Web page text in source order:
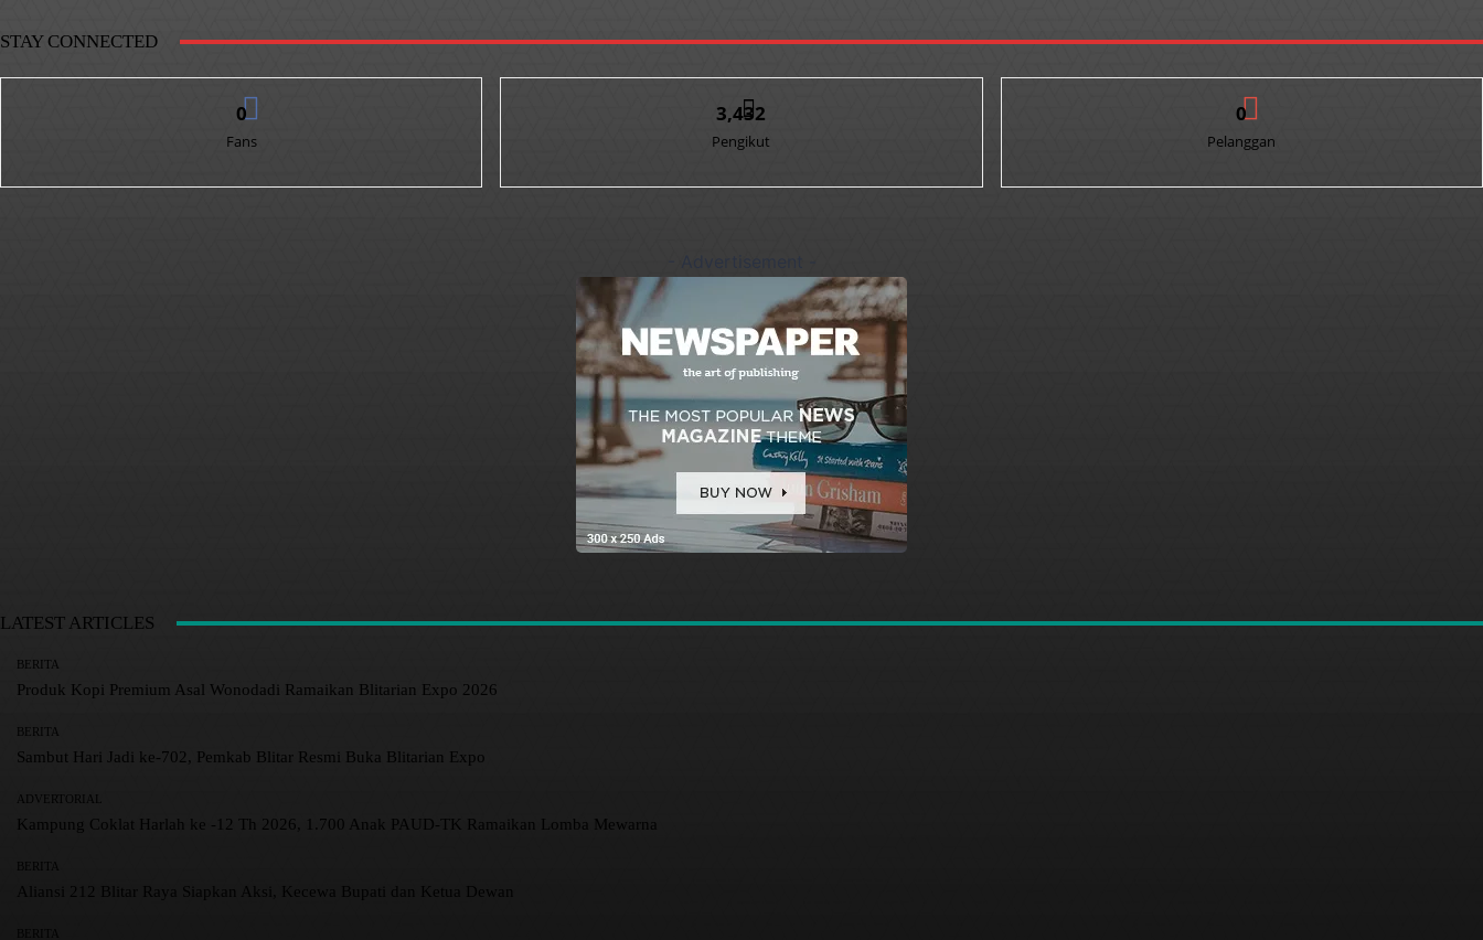
STAY CONNECTED
0
Fans
3,432
Pengikut
0
Pelanggan
LATEST ARTICLES
BERITA
Produk Kopi Premium Asal Wonodadi Ramaikan Blitarian Expo 2026
BERITA
Sambut Hari Jadi ke-702, Pemkab Blitar Resmi Buka Blitarian Expo
ADVERTORIAL
Kampung Coklat Harlah ke -12 Th 2026, 1.700 Anak PAUD-TK Ramaikan Lomba Mewarna
BERITA
Aliansi 212 Blitar Raya Siapkan Aksi, Kecewa Bupati dan Ketua Dewan